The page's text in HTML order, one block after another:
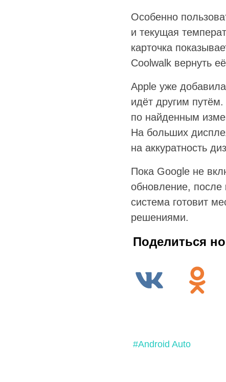
Особенно
и текущая
карточка
Coolwalk вернуть
Apple уже
идёт другим
по найденным
На больших
на аккуратность
Пока Google не
обновление, после
система готовит
решениями.
Поделиться
#Android Auto